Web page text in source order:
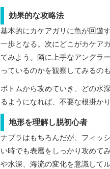
効果的な攻略法
基本的にカケアガリに魚が回遊
一歩となる。次にどこがカケア
てみよう。隣に上手なアングラ
っているのかを観察してみるの
ボトムから攻めていき、どの水
るようになれば、不要な根掛か
地形を理解し脱初心者
ナブラはもちろんだが、フィッ
い時でも表層をしっかり攻めて
や水深、海流の変化を意識して